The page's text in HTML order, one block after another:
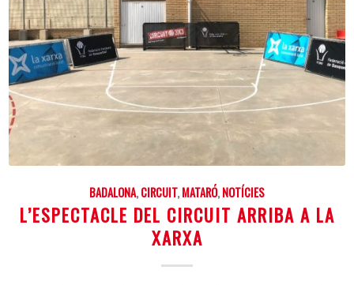
BADALONA,CIRCUIT,MATARÓ,NOTÍCIES
L’ESPECTACLE DEL CIRCUIT ARRIBA A LA
XARXA